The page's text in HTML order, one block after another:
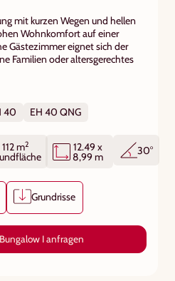
mit kurzen Wegen und hellen
Wohnkomfort auf einer
Gästezimmer eignet sich der
Familien oder altersgerechtes
40
EH 40 QNG
112 m2 12.49 x
8,99 m
30°
Grundrisse
I anfragen